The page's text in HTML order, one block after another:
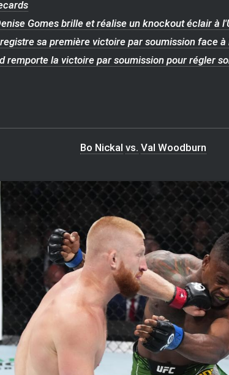
Gomes brille et réalise un knockout éclair à
sa première victoire par soumission face à
remporte la victoire par soumission pour régler
Bo Nickal vs. Val Woodburn